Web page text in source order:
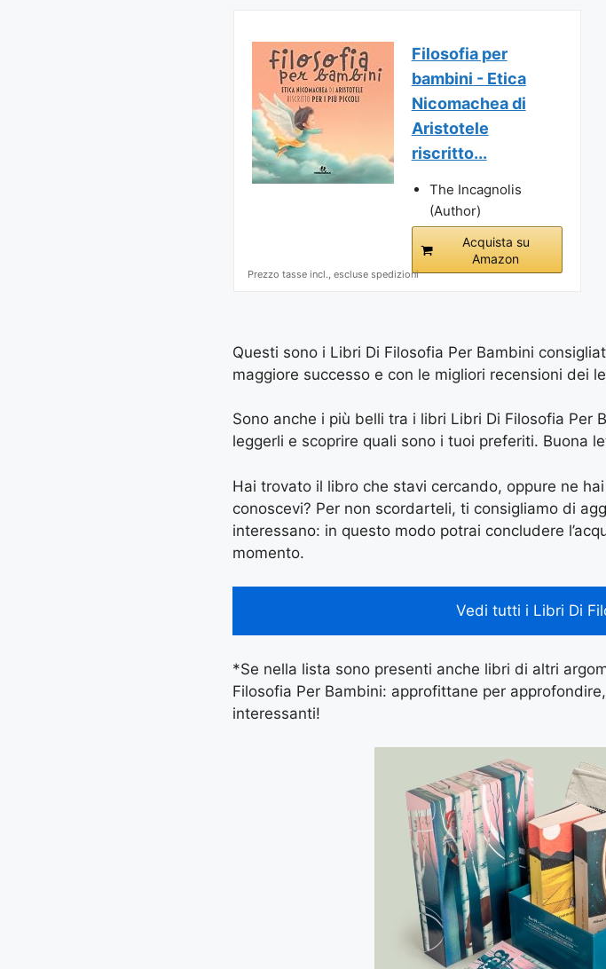
Filosofia per
bambini - Etica
Nicomachea di
Aristotele
riscritto...
The Incagnolis
(Author)
Acquista su
Amazon
Prezzo tasse incl., escluse spedizioni
Questi sono i Libri Di Filosofia Per Bambini
maggiore successo e con le migliori recensioni dei
Sono anche i più belli tra i libri Libri Di Filosofia Per
leggerli e scoprire quali sono i tuoi preferiti. Buona
Hai trovato il libro che stavi cercando, oppure ne
conoscevi? Per non scordarteli, ti consigliamo di
interessano: in questo modo potrai concludere
momento.
Vedi tutti i Libri Di
*Se nella lista sono presenti anche libri di altri
Filosofia Per Bambini: approfittane per
interessanti!